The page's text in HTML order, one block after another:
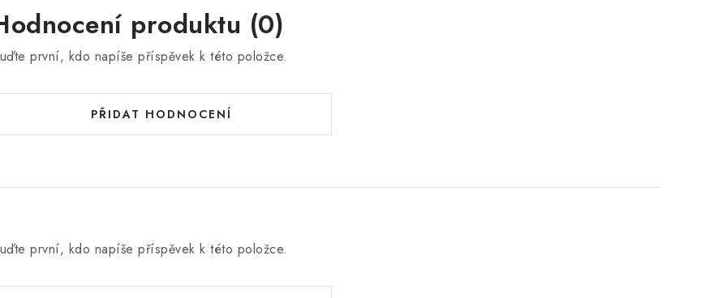
produktu (0)
první, kdo napíše příspěvek k této položce.
PŘIDAT HODNOCENÍ
první, kdo napíše příspěvek k této položce.